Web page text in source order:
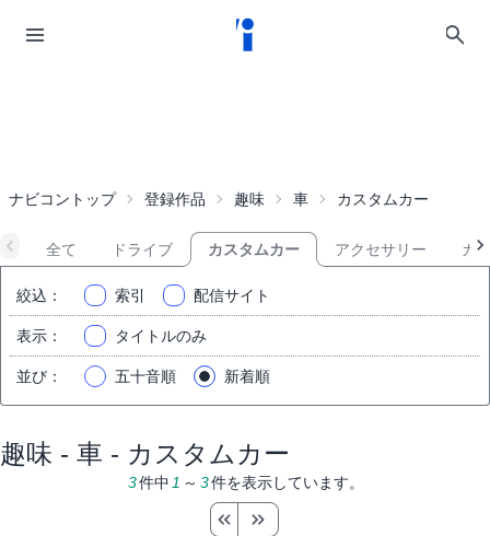
ナビコントップ 登録作品 趣味 車 カスタムカー
全て ドライブ カスタムカー アクセサリー カ
絞込 ： 索引 配信サイト
表示 ： タイトルのみ
並び ： 五十音順 新着順
趣味 - 車 - カスタムカー
3件中 1 ～ 3件を表示しています。